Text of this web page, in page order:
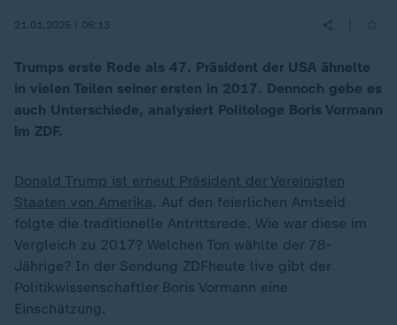
21.01.2025 | 06:13
Trumps erste Rede als 47. Präsident der USA ähnelte
in vielen Teilen seiner ersten in 2017. Dennoch gebe es
auch Unterschiede, analysiert Politologe Boris Vormann
im ZDF.
Donald Trump ist erneut Präsident der Vereinigten
Staaten von Amerika . Auf den feierlichen Amtseid
folgte die traditionelle Antrittsrede. Wie war diese im
Vergleich zu 2017? Welchen Ton wählte der 78-
Jährige? In der Sendung ZDFheute live gibt der
Politikwissenschaftler Boris Vormann eine
Einschätzung.